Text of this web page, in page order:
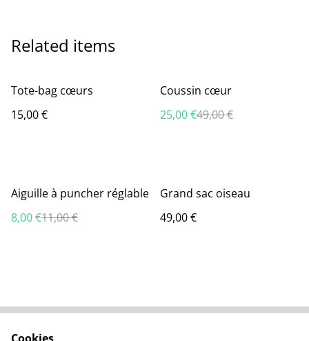
Related items
Tote-bag cœurs
15,00 €
%
Coussin cœur
25,00 €49,00 €
%
Aiguille à puncher réglable
8,00 €11,00 €
Grand sac oiseau
49,00 €